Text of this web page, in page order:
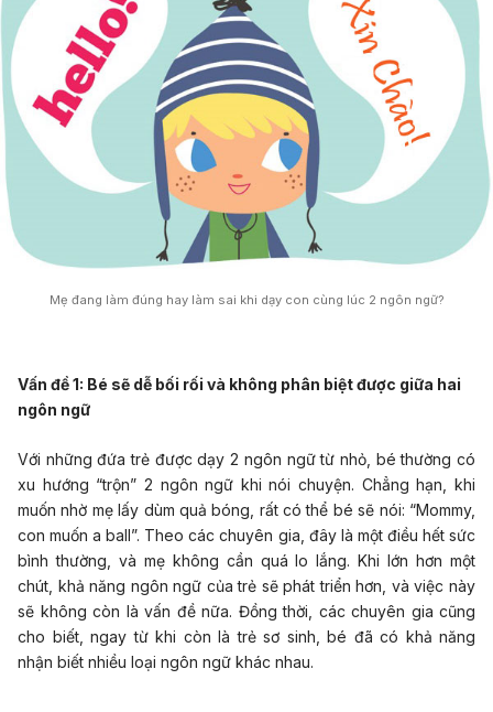
Mẹ đang làm đúng hay làm sai khi dạy con cùng lúc 2 ngôn ngữ?
Vấn đề1: Bé sẽ dễ bối rối và không phân biệt được giữa hai
ngôn ngữ
Với những đứa trẻ được dạy 2 ngôn ngữ từ nhỏ, bé thường có
xu hướng “trộn” 2 ngôn ngữ khi nói chuyện. Chẳng hạn, khi
muốn nhờ mẹ lấy dùm quả bóng, rất có thể bé sẽ nói: “Mommy,
con muốn a ball”. Theo các chuyên gia, đây là một điều hết sức
bình thường, và mẹ không cần quá lo lắng. Khi lớn hơn một
chút, khả năng ngôn ngữ của trẻ sẽ phát triển hơn, và việc này
sẽ không còn là vấn đề nữa. Đồng thời, các chuyên gia cũng
cho biết, ngay từ khi còn là trẻ sơ sinh, bé đã có khả năng
nhận biết nhiều loại ngôn ngữ khác nhau.